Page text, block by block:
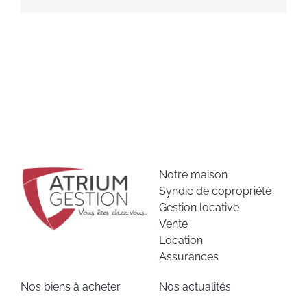
Notre maison
Syndic de copropriété
Gestion locative
Vente
Location
Assurances
Nos biens à acheter
Nos actualités